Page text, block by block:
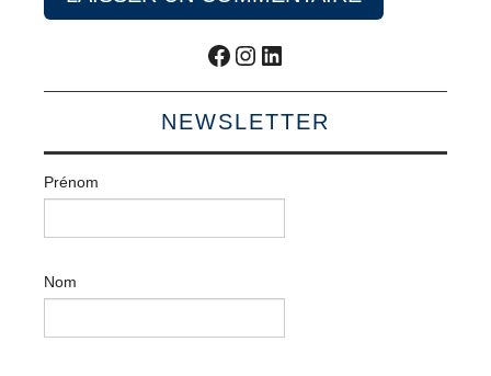
Facebook
Instagram
LinkedIn
NEWSLETTER
Prénom
Nom